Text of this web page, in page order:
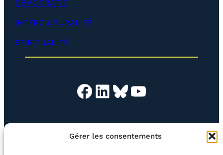
Gérer les consentements
o
p
e
r
)
DÉMOCRATIE
INTERCULTURALITÉ
SPIRITUALITÉ
Facebook LinkedIn Bluesky YouTube
EN QUESTION BOUTIQUE NEWSLETTER